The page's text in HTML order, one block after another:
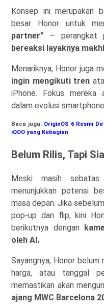
Konsep ini merupakan
besar Honor untuk
partner” — perangkat
bereaksi layaknya
Menariknya, Honor juga
ingin mengikuti tren
iPhone. Fokus mereka
dalam evolusi
Baca juga: OriginOS 6 Resmi
iQOO yang Kebagian
Belum Rilis, Tapi
Meski masih
menunjukkan potensi
masa depan. Jika
pop-up dan flip, kini
berikutnya dengan
oleh AI.
Sayangnya, Honor
harga, atau tanggal
memastikan akan
ajang MWC Barcelona